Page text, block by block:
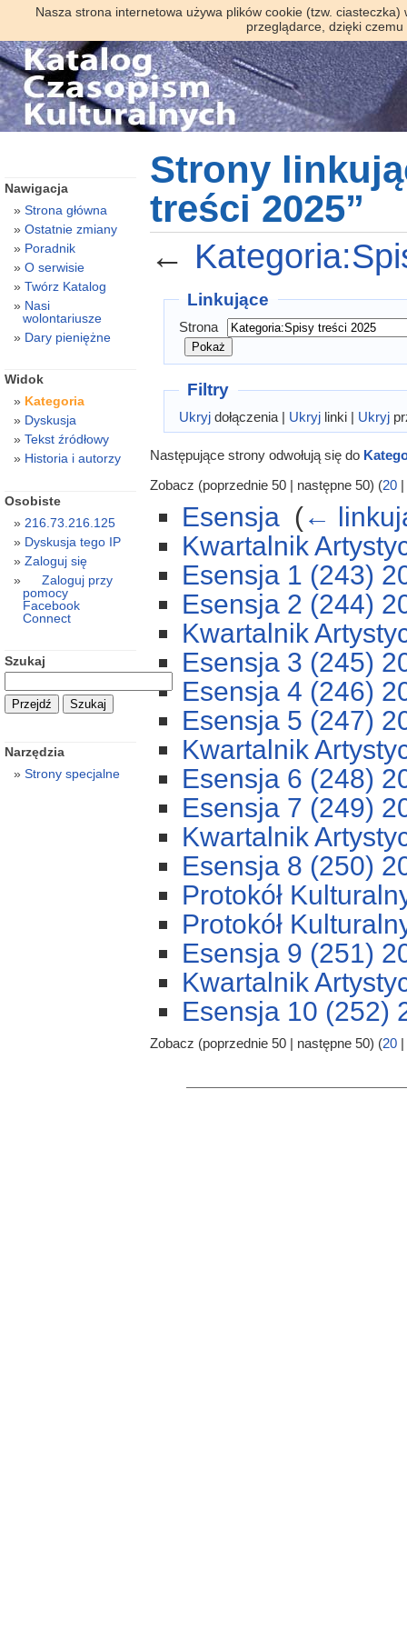
Nasza strona internetowa używa plików cookie (tzw.
przeglądarce, dzięki
Strony
treści 2025”
←
Linkujące
Strona
Filtry
Ukryjdołączenia | Ukryjlinki | Ukryj
Następujące strony odwołują się do
Zobacz (poprzednie 50 | następne 50) (20|
Esensja‎ (←
Kwartalnik
Esensja 1 (243)
Esensja 2 (244)
Kwartalnik
Esensja 3 (245)
Esensja 4 (246)
Esensja 5 (247)
Kwartalnik
Esensja 6 (248)
Esensja 7 (249)
Kwartalnik
Esensja 8 (250)
Protokół
Protokół
Esensja 9 (251)
Kwartalnik
Esensja 10 (252)
Zobacz (poprzednie 50 | następne 50) (20|
Nawigacja
Strona główna
Ostatnie zmiany
Poradnik
O serwisie
Twórz Katalog
Nasi
wolontariusze
Dary pieniężne
Widok
Kategoria
Dyskusja
Tekst źródłowy
Historia i autorzy
Osobiste
216.73.216.125
Dyskusja tego IP
Zaloguj się
Zaloguj przy
pomocy
Facebook
Connect
Szukaj
Narzędzia
Strony specjalne